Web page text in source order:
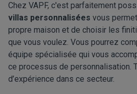
Chez VAPF, c'est parfaitement
villas personnalisées vous
propre maison et de choisir les
que vous voulez. Vous pourrez
équipe spécialisée qui vous
ce processus de personnalisation.
d’expérience dans ce secteur.